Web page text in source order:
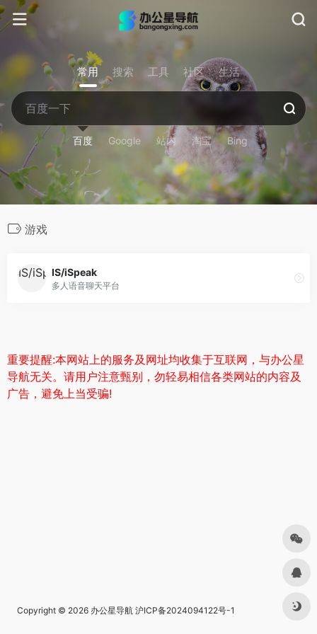
常用 搜索 工具 社区 生活
百度 Google 站内 淘宝 Bing
游戏
IS/iSpeak
多人语音聊天平台
重要提醒:本网站上的服务及网址均收集于互联网，与办公星
导航无关。请用户注意甄别，勿轻易相信各类网站的内容及
广告，避免上当受骗!
Copyright © 2026 办公星导航 沪ICP备2024094122号-1